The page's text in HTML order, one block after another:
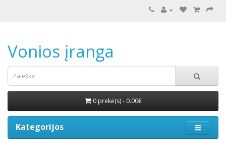
Vonios įranga
0 prekė(s) - 0.00€
Kategorijos